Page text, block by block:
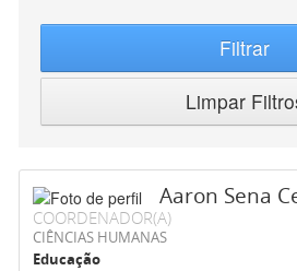
Filtrar
Limpar
Aaron Sena
COORDENADOR(A)
CIÊNCIAS HUMANAS
Educação